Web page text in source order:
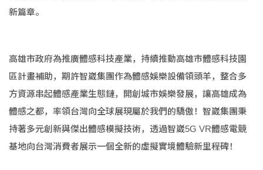
新篇章。
高雄市政府為推廣體感科技產業，持續推動高雄市體感科技園
區計畫補助，期許智崴集團作為體感娛樂設備領頭羊，整合多
方資源串起體感產業生態鏈，開創城市娛樂發展，讓高雄成為
體感之都，率領台灣向全球展現屬於我們的驕傲！智崴集團秉
持著多元創新與傑出體感模擬技術，透過智崴5G VR體感電競
基地向台灣消費者展示一個全新的虛擬實境體驗新里程碑！